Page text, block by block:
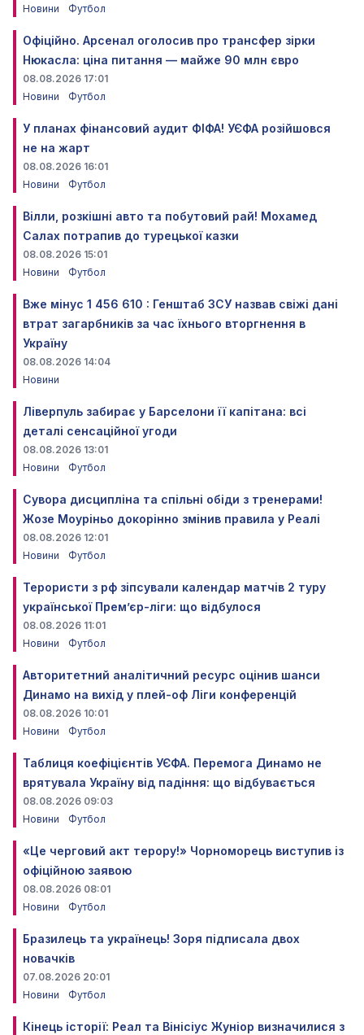
Новини Футбол
Офіційно. Арсенал оголосив про трансфер зірки
Нюкасла: ціна питання — майже 90 млн євро
08.08.2026 17:01
Новини
Футбол
У планах фінансовий аудит ФІФА! УЄФА розійшовся
не на жарт
08.08.2026 16:01
Новини
Футбол
Вілли, розкішні авто та побутовий рай! Мохамед
Салах потрапив до турецької казки
08.08.2026 15:01
Новини
Футбол
Вже мінус 1 456 610 : Генштаб ЗСУ назвав свіжі дані
втрат загарбників за час їхнього вторгнення в
Україну
08.08.2026 14:04
Новини
Ліверпуль забирає у Барселони її капітана: всі
деталі сенсаційної угоди
08.08.2026 13:01
Новини
Футбол
Сувора дисципліна та спільні обіди з тренерами!
Жозе Моуріньо докорінно змінив правила у Реалі
08.08.2026 12:01
Новини
Футбол
Терористи з рф зіпсували календар матчів 2 туру
української Прем’єр-ліги: що відбулося
08.08.2026 11:01
Новини
Футбол
Авторитетний аналітичний ресурс оцінив шанси
Динамо на вихід у плей-оф Ліги конференцій
08.08.2026 10:01
Новини
Футбол
Таблиця коефіцієнтів УЄФА. Перемога Динамо не
врятувала Україну від падіння: що відбувається
08.08.2026 09:03
Новини
Футбол
«Це черговий акт терору!» Чорноморець виступив із
офіційною заявою
08.08.2026 08:01
Новини
Футбол
Бразилець та українець! Зоря підписала двох
новачків
07.08.2026 20:01
Новини
Футбол
Кінець історії: Реал та Вінісіус Жуніор визначилися з